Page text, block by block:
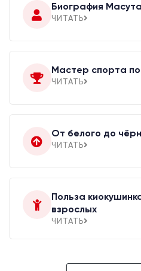
Биография
ЧИТАТЬ
Мастер спорта
ЧИТАТЬ
От белого до
ЧИТАТЬ
Польза
взрослых
ЧИТАТЬ